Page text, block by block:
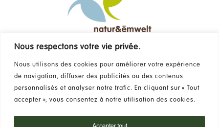
Nous respectons votre vie privée.
Nous utilisons des cookies pour améliorer votre expérience
de navigation, diffuser des publicités ou des contenus
personnalisés et analyser notre trafic. En cliquant sur « Tout
accepter », vous consentez à notre utilisation des cookies.
Contact
FAQ
Newsletter